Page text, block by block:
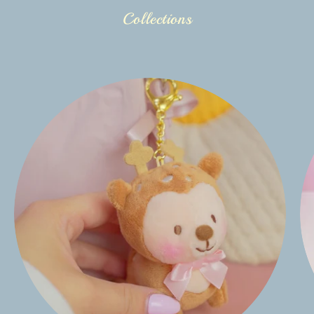
Collections